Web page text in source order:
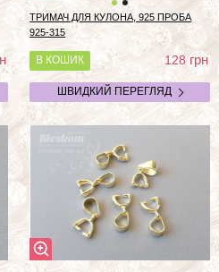
ТРИМАЧ ДЛЯ КУЛОНА, 925 ПРОБА
925-315
В КОШИК 128грн
ШВИДКИЙ ПЕРЕГЛЯД